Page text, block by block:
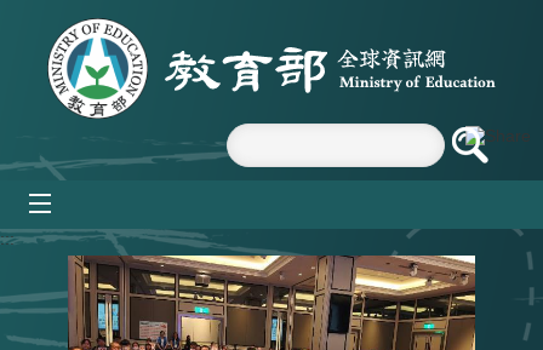
跳到主要內容區塊
:::